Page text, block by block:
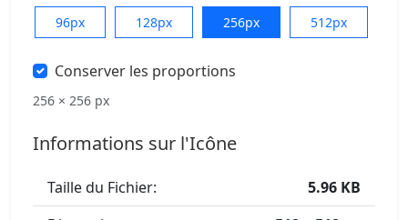
96px 128px 256px 512px
Conserver les proportions
256 × 256 px
Informations sur l'Icône
Taille du Fichier:
5.96 KB